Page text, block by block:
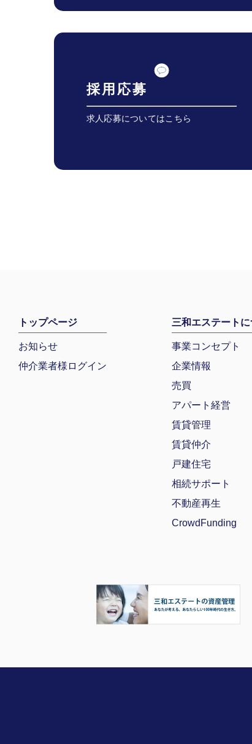
採用応募
求人応募についてはこちら
トップページ
お知らせ
仲介業者様ログイン
三和エステートに
事業コンセプト
企業情報
売買
アパート経営
賃貸管理
賃貸仲介
戸建住宅
相続サポート
不動産再生
CrowdFunding